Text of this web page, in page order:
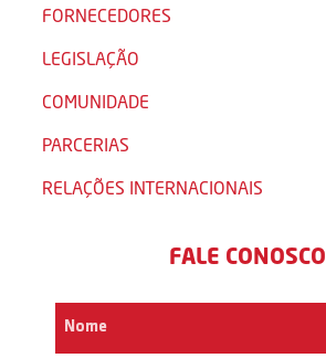
FORNECEDORES
LEGISLAÇÃO
COMUNIDADE
PARCERIAS
RELAÇÕES INTERNACIONAIS
FALE CONOSCO